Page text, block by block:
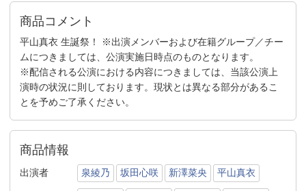
商品コメント
平山真衣 生誕祭！ ※出演メンバーおよび在籍グループ／チー
ムにつきましては、公演実施日時点のものとなります。
※配信される公演における内容につきましては、当該公演上
演時の状況に則しております。現状とは異なる部分があるこ
とを予めご了承ください。
商品情報
出演者 泉綾乃 坂田心咲 新澤菜央 平山真衣